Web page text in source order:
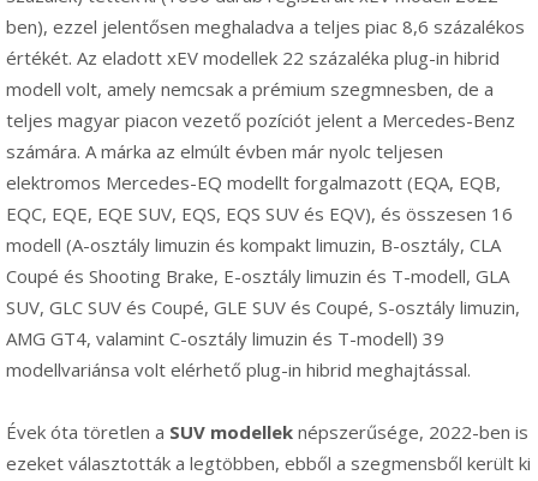
ben), ezzel jelentősen meghaladva a teljes piac 8,6 százalékos
értékét. Az eladott xEV modellek 22 százaléka plug-in hibrid
modell volt, amely nemcsak a prémium szegmnesben, de a
teljes magyar piacon vezető pozíciót jelent a Mercedes-Benz
számára. A márka az elmúlt évben már nyolc teljesen
elektromos Mercedes-EQ modellt forgalmazott (EQA, EQB,
EQC, EQE, EQE SUV, EQS, EQS SUV és EQV), és összesen 16
modell (A-osztály limuzin és kompakt limuzin, B-osztály, CLA
Coupé és Shooting Brake, E-osztály limuzin és T-modell, GLA
SUV, GLC SUV és Coupé, GLE SUV és Coupé, S-osztály limuzin,
AMG GT4, valamint C-osztály limuzin és T-modell) 39
modellvariánsa volt elérhető plug-in hibrid meghajtással.
Évek óta töretlen a SUV modellek népszerűsége, 2022-ben is
ezeket választották a legtöbben, ebből a szegmensből került ki